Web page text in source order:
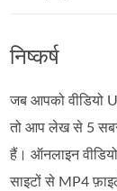
निष्कर्ष
जब आपको वीडियो
तो आप लेख से 5
हैं। ऑनलाइन
साइटों से MP4